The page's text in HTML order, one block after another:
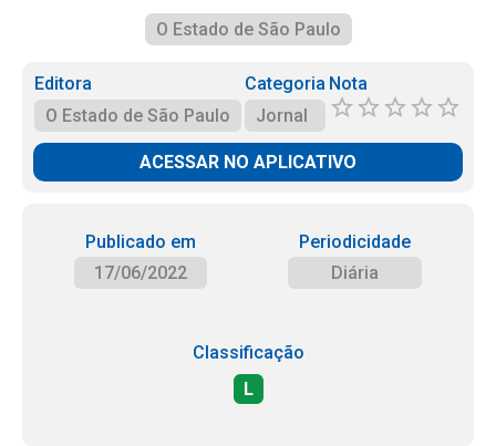
O Estado de São Paulo
Editora
O Estado de São Paulo
Categoria
Jornal
Nota
ACESSAR NO APLICATIVO
Publicado em
17/06/2022
Periodicidade
Diária
Classificação
L